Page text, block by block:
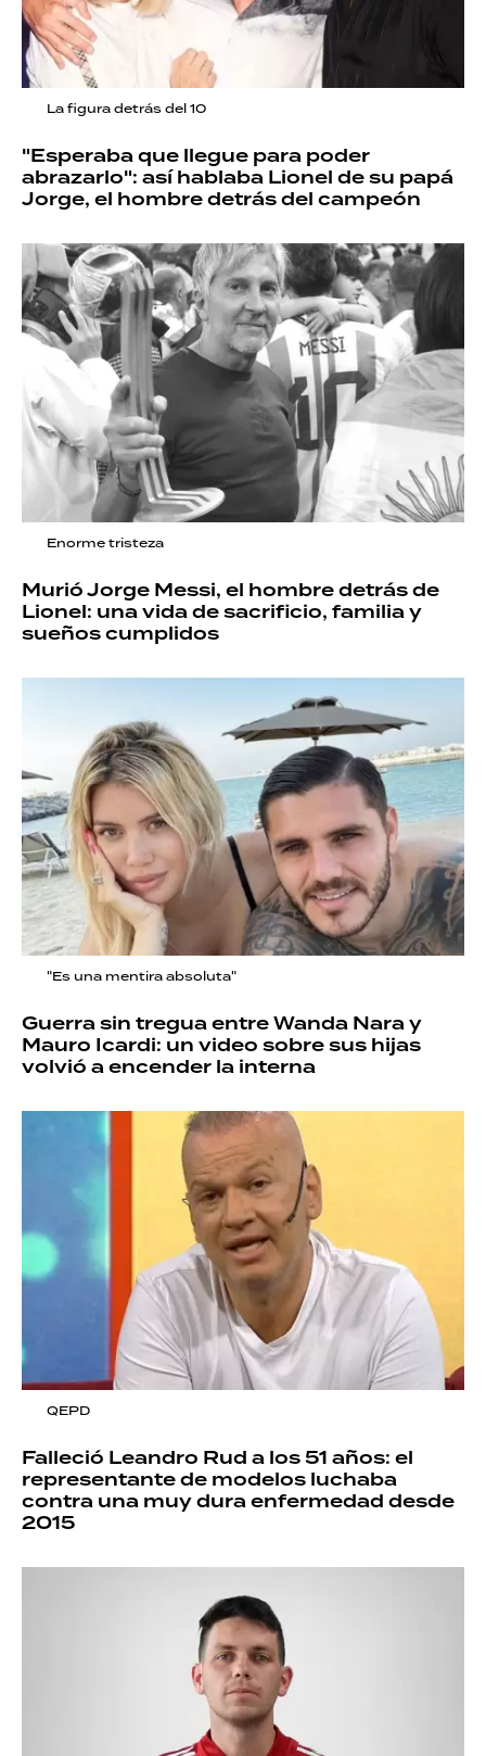
La figura detrás del 10
"Esperaba que llegue para poder
abrazarlo": así hablaba Lionel de su papá
Jorge, el hombre detrás del campeón
Enorme tristeza
Murió Jorge Messi, el hombre detrás de
Lionel: una vida de sacrificio, familia y
sueños cumplidos
"Es una mentira absoluta"
Guerra sin tregua entre Wanda Nara y
Mauro Icardi: un video sobre sus hijas
volvió a encender la interna
QEPD
Falleció Leandro Rud a los 51 años: el
representante de modelos luchaba
contra una muy dura enfermedad desde
2015